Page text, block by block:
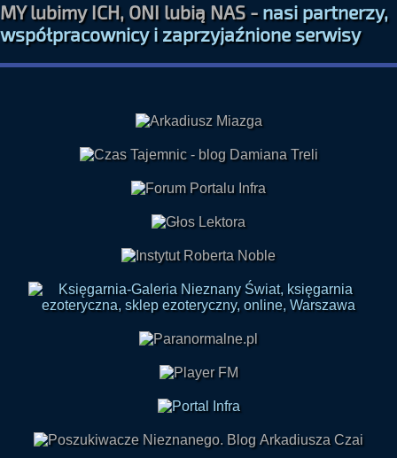
MY lubimy ICH, ONI lubią NAS -nasi partnerzy,
współpracownicy i zaprzyjaźnione serwisy